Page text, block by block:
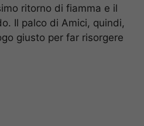
ritorno di fiamma e il
Il palco di Amici, quindi,
giusto per far risorgere